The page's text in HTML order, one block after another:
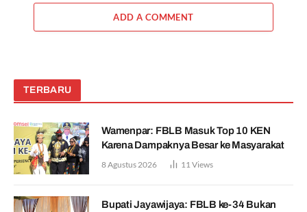
ADD A COMMENT
TERBARU
Wamenpar: FBLB Masuk Top 10 KEN
Karena Dampaknya Besar ke Masyarakat
8 Agustus 2026 11 Views
Bupati Jayawijaya: FBLB ke-34 Bukan